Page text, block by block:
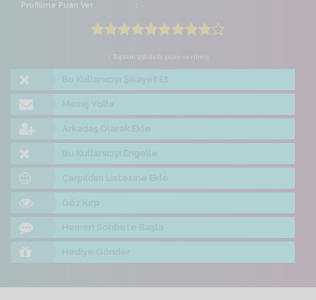
Profilime Puan Ver
/ Toplam 156 defa puan verilmiş
Bu Kullanıcıyı Şikayet Et
Mesaj Yolla
Arkadaş Olarak Ekle
Bu Kullanıcıyı Engelle
Çarpıldım Listesine Ekle
Göz Kırp
Hemen Sohbete Başla
Hediye Gönder